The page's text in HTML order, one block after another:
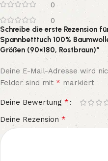
0
0
Schreibe die erste Rezension
Spannbetttuch 100%
Größen (90×180, Rostbraun)“
Deine E-Mail-Adresse wird
Felder sind mit * markiert
Deine Bewertung *
Deine Rezension *